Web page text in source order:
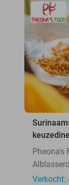
Pheona's
Verkocht: